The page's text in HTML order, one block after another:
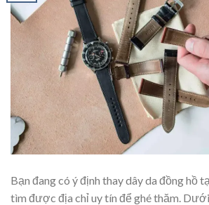
Bạn đang có ý định thay dây da đồng hồ
tìm được địa chỉ uy tín để ghé thăm.